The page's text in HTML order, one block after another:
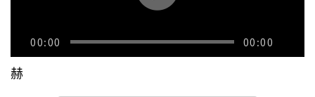
00:00 00:00
赫